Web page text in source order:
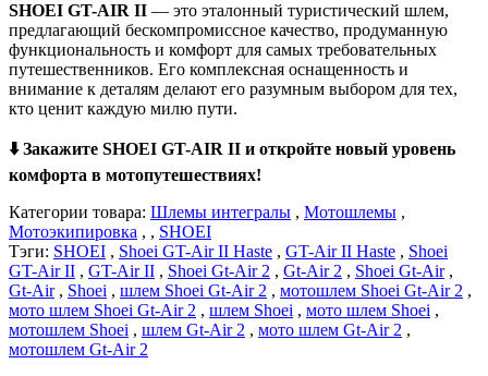
SHOEI GT-AIR II — это эталонный туристический шлем,
предлагающий бескомпромиссное качество, продуманную
функциональность и комфорт для самых требовательных
путешественников. Его комплексная оснащенность и
внимание к деталям делают его разумным выбором для тех,
кто ценит каждую милю пути.
⬇️ Закажите SHOEI GT-AIR II и откройте новый уровень
комфорта в мотопутешествиях!
Категории товара: Шлемы интегралы , Мотошлемы ,
Мотоэкипировка , , SHOEI
Тэги: SHOEI , Shoei GT-Air II Haste , GT-Air II Haste , Shoei
GT-Air II , GT-Air II , Shoei Gt-Air 2 , Gt-Air 2 , Shoei Gt-Air,
Gt-Air, Shoei , шлем Shoei Gt-Air 2 , мотошлем Shoei Gt-Air 2 ,
мото шлем Shoei Gt-Air 2 , шлем Shoei , мото шлем Shoei ,
мотошлем Shoei , шлем Gt-Air 2 , мото шлем Gt-Air 2 ,
мотошлем Gt-Air 2